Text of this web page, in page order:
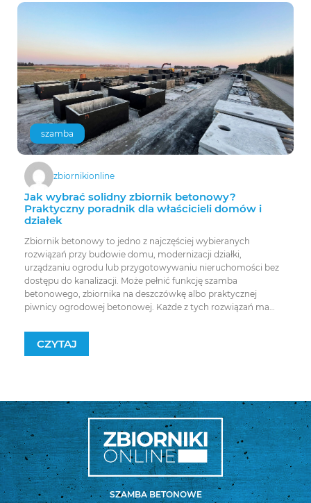
szamba
zbiornikionline
Jak wybrać solidny zbiornik betonowy?
Praktyczny poradnik dla właścicieli domów i
działek
Zbiornik betonowy to jedno z najczęściej wybieranych
rozwiązań przy budowie domu, modernizacji działki,
urządzaniu ogrodu lub przygotowywaniu nieruchomości bez
dostępu do kanalizacji. Może pełnić funkcję szamba
betonowego, zbiornika na deszczówkę albo praktycznej
piwnicy ogrodowej betonowej. Każde z tych rozwiązań ma
odporność na codzienne użytkowanie. W tym […]
CZYTAJ
SZAMBA BETONOWE